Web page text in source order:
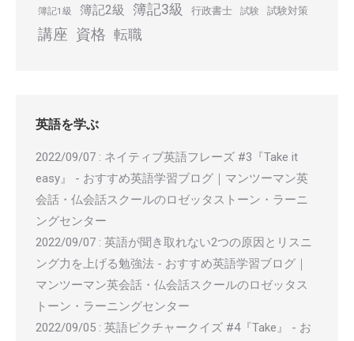
簿記1級 簿記2級 簿記3級 行政書士 試験 試験対策
講座 資格 転職
英語を学ぶ
2022/09/07 : ネイティブ英語フレーズ #3『Take it
easy』 - おすすめ英語学習ブログ｜マンツーマン英
会話・仏会話スクールのロゼッタストーン・ラーニ
ングセンター
2022/09/07 : 英語が聞き取れない2つの原因とリスニ
ング力を上げる勉強法 - おすすめ英語学習ブログ｜
マンツーマン英会話・仏会話スクールのロゼッタス
トーン・ラーニングセンター
2022/09/05 : 英語ピクチャークイズ #4『Take』 - お